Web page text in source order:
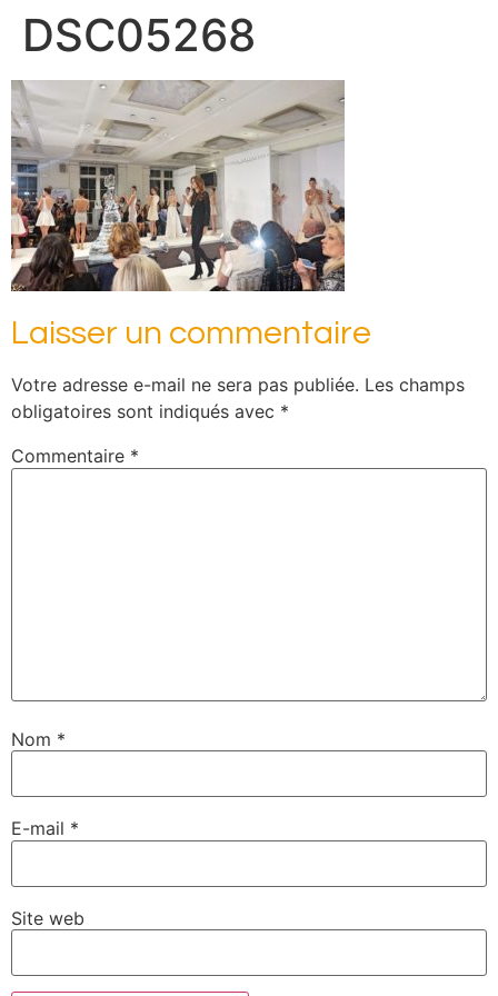
DSC05268
Laisser un commentaire
Votre adresse e-mail ne sera pas publiée. Les champs
obligatoires sont indiqués avec *
Commentaire *
Nom *
E-mail *
Site web